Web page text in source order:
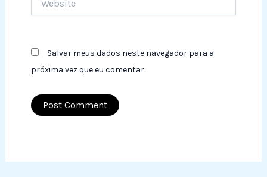
Salvar meus dados neste navegador para a
próxima vez que eu comentar.